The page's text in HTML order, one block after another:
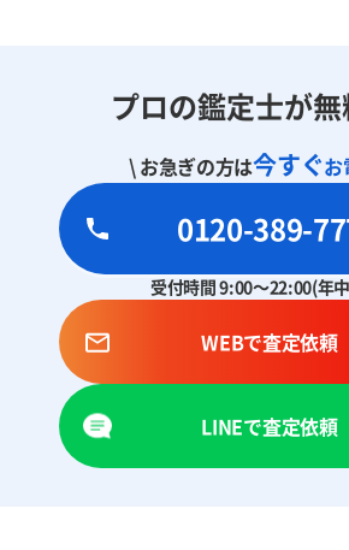
プロの鑑定士が
\ お急ぎの方は今すぐお
0120-389-
受付時間 9:00～22:00(年
WEBで査定依頼
LINEで査定依頼